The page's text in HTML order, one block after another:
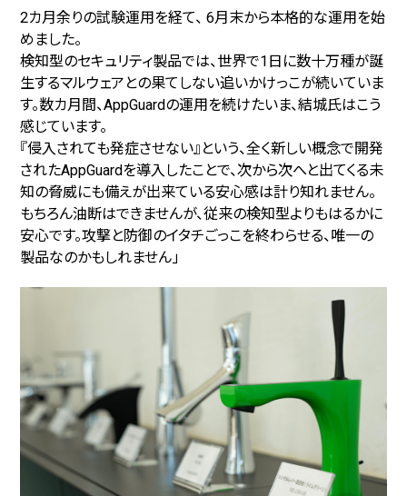
2カ月余りの試験運用を経て、 6月末から本格的な運用を始
めました。
検知型のセキュリティ製品では、世界で1日に数十万種が誕
生するマルウェアとの果てしない追いかけっこが続いていま
す。数カ月間、AppGuardの運用を続けたいま、結城氏はこう
感じています。
『侵入されても発症させない』という、全く新しい概念で開発
されたAppGuardを導入したことで、次から次へと出てくる未
知の脅威にも備えが出来ている安心感は計り知れません。
もちろん油断はできませんが、従来の検知型よりもはるかに
安心です。攻撃と防御のイタチごっこを終わらせる、唯一の
製品なのかもしれません」